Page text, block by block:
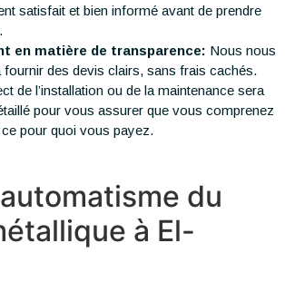
satisfait et bien informé avant de prendre
en matière de transparence: Nous nous
fournir des devis clairs, sans frais cachés.
de l’installation ou de la maintenance sera
pour vous assurer que vous comprenez
pour quoi vous payez.
du
à El-